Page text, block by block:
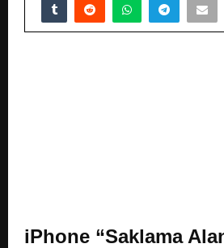
iPhone “Saklama